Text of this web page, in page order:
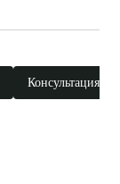
Консультация